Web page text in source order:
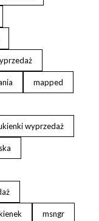
mapped
wyprzedaż
msngr